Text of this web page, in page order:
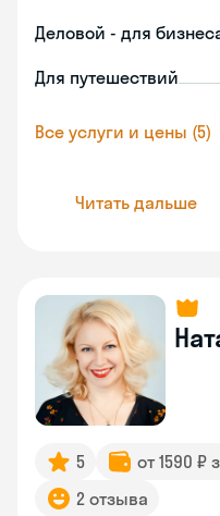
Деловой - для
Для путешествий
Все услуги и цены (5)
Читать дальше
5 от 1590 ₽
2 отзыва